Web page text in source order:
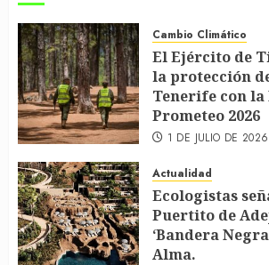
Cambio Climático
El Ejército de
la protección
Tenerife con la
Prometeo 2026
1 DE JULIO DE 2026
Actualidad
Ecologistas
Puertito de
‘Bandera
Alma.